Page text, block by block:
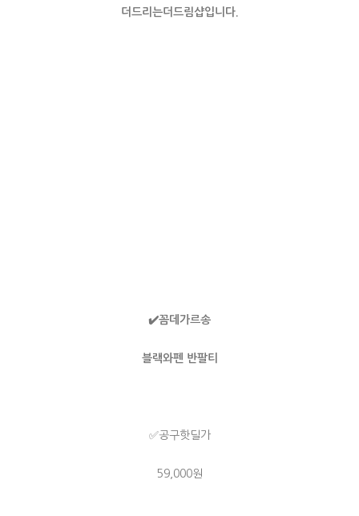
더드리는더드림샵입니다.
✔️꼼데가르송
블랙와펜 반팔티
✅공구핫딜가
59,000원